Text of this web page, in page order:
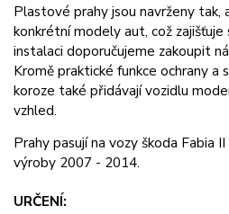
Plastové prahy jsou navrženy tak,
konkrétní modely aut, což zajišťuje
instalaci doporučujeme zakoupit
Kromě praktické funkce ochrany a
koroze také přidávají vozidlu
vzhled.
Prahy pasují na vozy škoda Fabia
výroby 2007 - 2014.
URČENÍ: